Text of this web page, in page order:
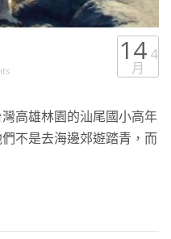
14 4
月
高雄林園的汕尾國小高年
不是去海邊郊遊踏青，而